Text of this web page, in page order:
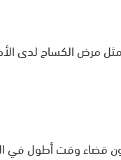
الكساح لدى
قضاء وقت أطول في